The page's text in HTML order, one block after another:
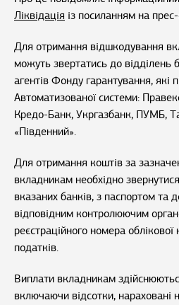
Ліквідація із посиланням на
Для отримання відшкодування
можуть звертатись до відділень
агентів Фонду гарантування, які
Автоматизованої системи:
Кредо-Банк, Укргазбанк, ПУМБ,
«Південний».
Для отримання коштів за
вкладникам необхідно
вказаних банків, з паспортом та
відповідним контролюючим
реєстраційного номера
податків.
Виплати вкладникам
включаючи відсотки, нараховані